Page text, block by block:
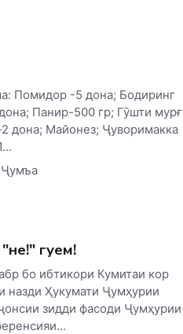
Помидор -5 дона; Бодиринг
Панир-500 гр; Гӯшти мурғ
дона; Майонез; Ҷуворимакка
гуем!
бо ибтикори Кумитаи кор
назди Ҳукумати Ҷумҳурии
зидди фасоди Ҷумҳурии